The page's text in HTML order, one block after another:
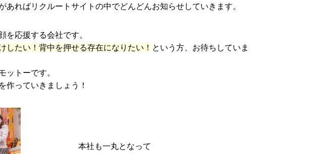
あればリクルートサイトの中でどんどんお知らせしていきます。
を応援する会社です。
したい！背中を押せる存在になりたい！ という方、お待ちしていま
ットーです。
作っていきましょう！
本社も一丸となって